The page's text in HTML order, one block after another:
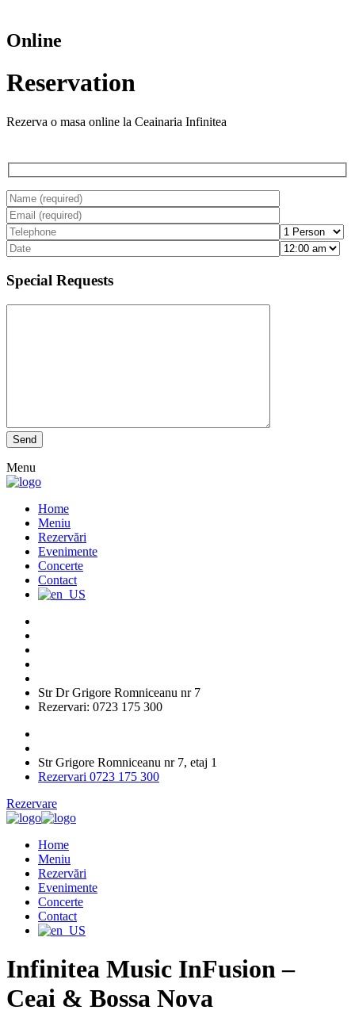
Online
Reservation
Rezerva o masa online la Ceainaria Infinitea
Special Requests
Menu
Home
Meniu
Rezervări
Evenimente
Concerte
Contact
Str Dr Grigore Romniceanu nr 7
Rezervari: 0723 175 300
Str Grigore Romniceanu nr 7, etaj 1
Rezervari 0723 175 300
Rezervare
Home
Meniu
Rezervări
Evenimente
Concerte
Contact
Infinitea Music InFusion –
Ceai & Bossa Nova